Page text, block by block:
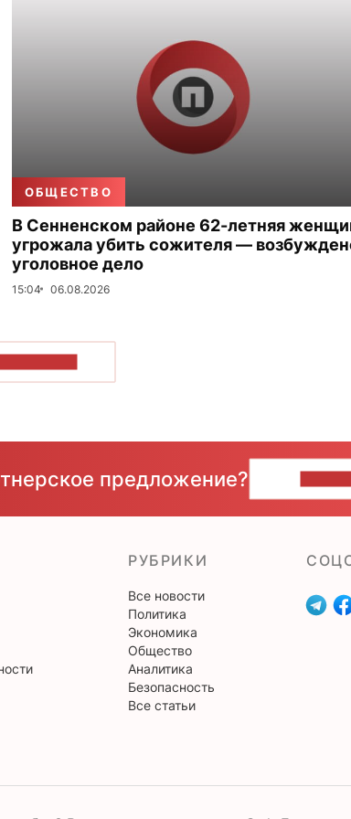
ОБЩЕСТВО
В Сенненском районе 62-летняя
угрожала убить сожителя —
уголовное дело
15:04 06.08.2026
предложение?
РУБРИКИ
Все новости
Политика
Экономика
Общество
Аналитика
Безопасность
Все статьи